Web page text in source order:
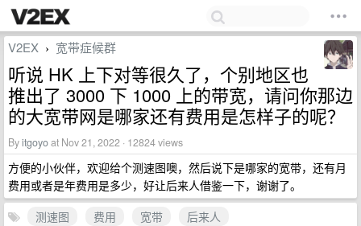
V2EX › 宽带症候群
听说 HK 上下对等很久了，个别地区也
推出了 3000 下 1000 上的带宽，请问你那边
的大宽带网是哪家还有费用是怎样子的呢？
Byitgoyoat Nov 21, 2022 · 12824 views
方便的小伙伴，欢迎给个测速图噢，然后说下是哪家的宽带，还有月
费用或者是年费用是多少，好让后来人借鉴一下，谢谢了。
测速图
费用 宽带
后来人